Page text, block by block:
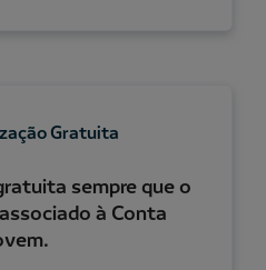
Gratuita
sempre que o
à Conta